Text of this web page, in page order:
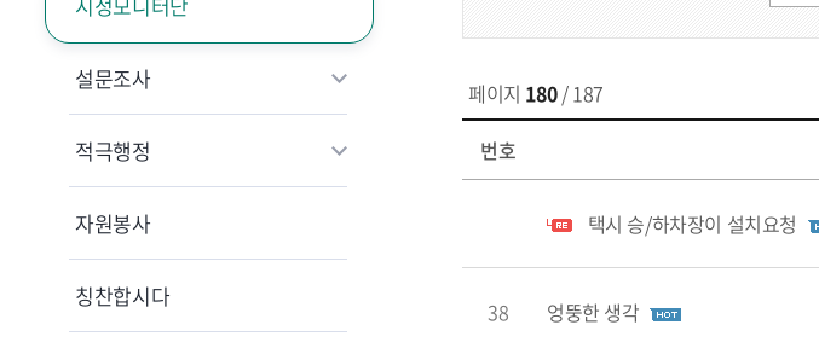
설문조사
적극행정
자원봉사
칭찬합시다
페이지 180/ 187
번호
택시 승/하차장이 설치요청
38 엉뚱한 생각